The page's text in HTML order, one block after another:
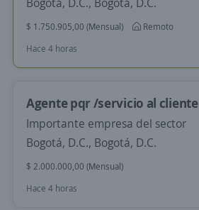
$ 1.750.905,00 (Mensual)
Remoto
Hace 4 horas
Agente pqr /servicio al cliente
Importante empresa del sector
Bogotá, D.C., Bogotá, D.C.
$ 2.000.000,00 (Mensual)
Hace 4 horas